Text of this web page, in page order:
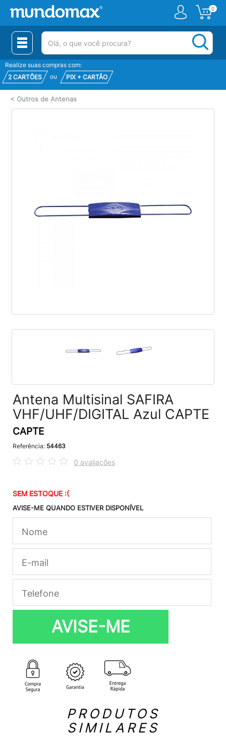
0
(pesquisar)
Realize suas compras com:
2 CARTÕES
ou PIX + CARTÃO
< Outros de Antenas
Antena Multisinal SAFIRA
VHF/UHF/DIGITAL Azul CAPTE
CAPTE
Referência: 54463
0 avaliações
SEM ESTOQUE :(
AVISE-ME QUANDO ESTIVER DISPONÍVEL
AVISE-ME
PRODUTOS
SIMILARES